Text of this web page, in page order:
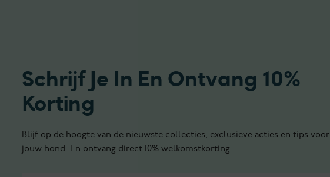
Schrijf Je In En Ontvang 10%
Korting
Blijf op de hoogte van de nieuwste collecties, exclusieve acties en tips voor
jouw hond. En ontvang direct 10% welkomstkorting.